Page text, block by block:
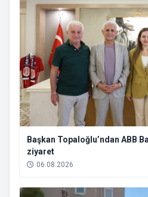
Başkan Topaloğlu’ndan ABB
ziyaret
06.08.2026